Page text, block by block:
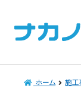
ホーム 施工